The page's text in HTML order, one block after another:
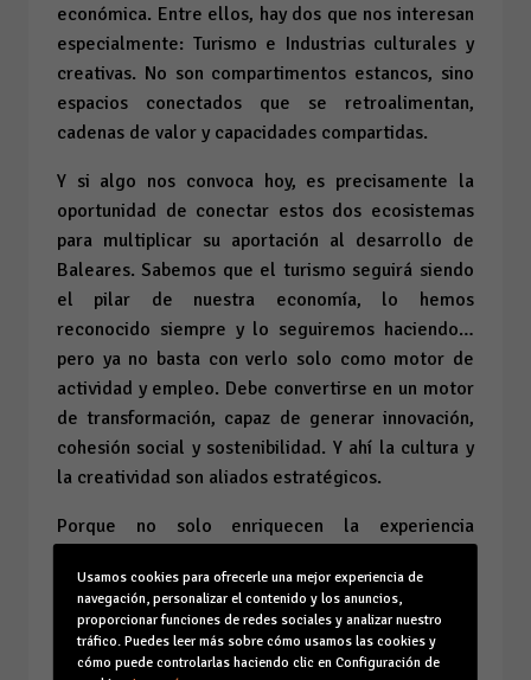
económica. Entre ellos, hay dos que nos interesan
especialmente: Turismo e Industrias culturales y
creativas. No son compartimentos estancos, sino
espacios conectados que se retroalimentan,
cadenas de valor y capacidades compartidas.
Y si algo nos convoca hoy, es precisamente la
oportunidad de conectar estos dos ecosistemas
para multiplicar su aportación al desarrollo de
Baleares. Sabemos que el turismo seguirá siendo
el pilar de nuestra economía, lo hemos
reconocido siempre y lo seguiremos haciendo…
pero ya no basta con verlo solo como motor de
actividad y empleo. Debe convertirse en un motor
de transformación, capaz de generar innovación,
cohesión social y sostenibilidad. Y ahí la cultura y
la creatividad son aliados estratégicos.
Porque no solo enriquecen la experiencia
regional, atraen y retienen talento y refuerzan
nuestra identidad colectiva. La Fundació IMPULSA
trabaja para que este cambio sea posible.
Usamos cookies para ofrecerle una mejor experiencia de
navegación, personalizar el contenido y los anuncios,
proporcionar funciones de redes sociales y analizar nuestro
tráfico. Puedes leer más sobre cómo usamos las cookies y
cómo puede controlarlas haciendo clic en Configuración de